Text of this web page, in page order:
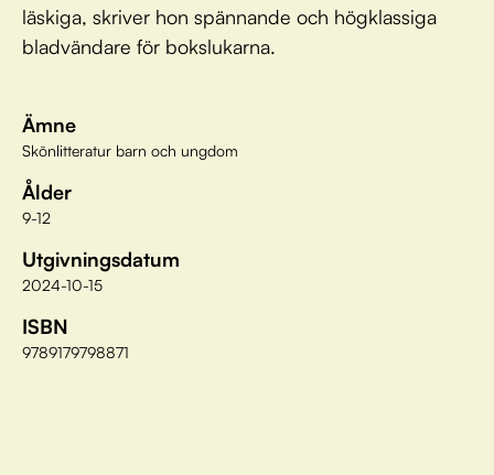
läskiga, skriver hon spännande och högklassiga
bladvändare för bokslukarna.
Ämne
Skönlitteratur barn och ungdom
Ålder
9-12
Utgivningsdatum
2024-10-15
ISBN
9789179798871